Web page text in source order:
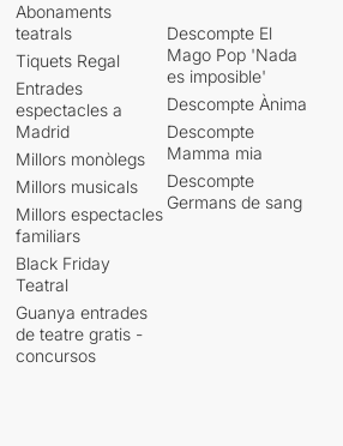
Abonaments
teatrals
Tiquets Regal
Entrades
espectacles a
Madrid
Millors monòlegs
Millors musicals
Millors espectacles
familiars
Black Friday
Teatral
Guanya entrades
de teatre gratis -
concursos
Descompte El
Mago Pop 'Nada
es imposible'
Descompte Ànima
Descompte
Mamma mia
Descompte
Germans de sang